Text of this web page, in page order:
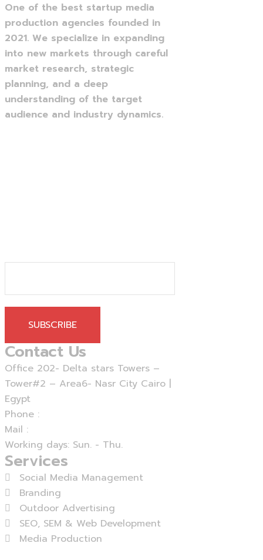
One of the best startup media
production agencies founded in
2021. We specialize in expanding
into new markets through careful
market research, strategic
planning, and a deep
understanding of the target
audience and industry dynamics.
SUBSCRIBE
Contact Us
Office 202- Delta stars Towers –
Tower#2 – Area6- Nasr City Cairo |
Egypt
Phone :
Mail :
Working days: Sun. - Thu.
Services
Social Media Management
Branding
Outdoor Advertising
SEO, SEM & Web Development
Media Production